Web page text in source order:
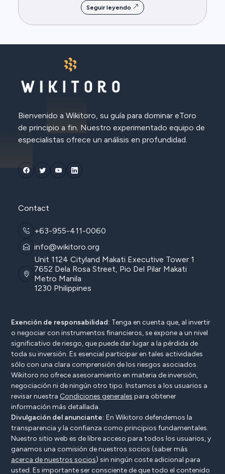
Seguir leyendo
Bienvenido a Wikitoro, su guía para dominar eToro
de principio a fin. Nuestro experimentado equipo de
especialistas ofrece un análisis en profundidad.
Contact
+63-955-411-0060
info@wikitoro.org
Unit 1124 Cityland Makati Executive Tower 1
7652 Dela Rosa Street, Pio Del Pilar Makati
Metro Manila
1230 Philippines
Exención de responsabilidad: Tenga en cuenta que, al invertir
o negociar con instrumentos financieros, se expone a un nivel
significativo de riesgo, que puede dar lugar a la pérdida de
toda su inversión. Es esencial participar en tales actividades
sólo con una clara comprensión de los riesgos asociados.
Wikitoro no ofrece asesoramiento en materia de inversión,
negociación ni de ningún otro tipo. Instamos a los usuarios a
revisar nuestra Condiciones generales para obtener
información más detallada.
Divulgación del anunciante: En Wikitoro defendemos la
transparencia y la confianza como principios fundamentales.
Nuestro sitio web es de libre acceso para todos los usuarios, y
ganamos una comisión de nuestros socios (saber más
acerca de nuestros socios) sin ningún coste adicional para
usted. Es importante ser consciente de que todo el contenido